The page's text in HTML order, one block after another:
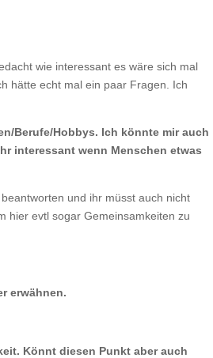
wie interessant es wäre sich mal
hätte echt mal ein paar Fragen. Ich
Berufe/Hobbys. Ich könnte mir auch
interessant wenn Menschen etwas
und ihr müsst auch nicht
hier evtl sogar Gemeinsamkeiten zu
erwähnen.
Könnt diesen Punkt aber auch